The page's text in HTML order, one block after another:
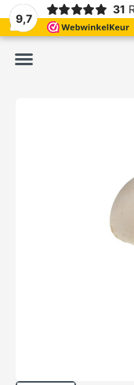
9,7
31
mes en